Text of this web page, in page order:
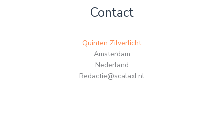
Contact
Quinten Zilverlicht
Amsterdam
Nederland
Redactie@scalaxl.nl